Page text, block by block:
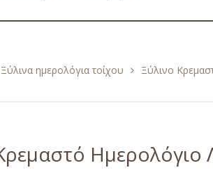
Ξύλινα ημερολόγια τοίχου Ξύλινο
Ημερολόγιο